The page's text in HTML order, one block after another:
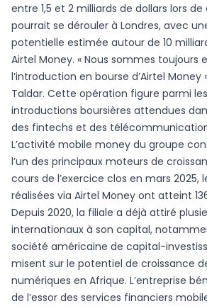
entre 1,5 et 2 milliards de dollars lors
pourrait se dérouler à Londres, avec
potentielle estimée autour de 10
Airtel Money. « Nous sommes toujours
l’introduction en bourse d’Airtel Money
Taldar. Cette opération figure parmi
introductions boursières attendues
des fintechs et des
L’activité mobile money du groupe
l’un des principaux moteurs de
cours de l’exercice clos en mars 2025,
réalisées via Airtel Money ont atteint
Depuis 2020, la filiale a déjà attiré
internationaux à son capital,
société américaine de capital-
misent sur le potentiel de croissance
numériques en Afrique. L’entreprise
de l’essor des services financiers